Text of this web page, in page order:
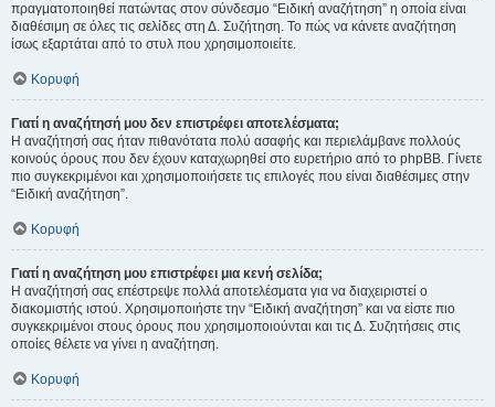
πραγματοποιηθεί πατώντας στον σύνδεσμο “Ειδική αναζήτηση” η οποία είναι
διαθέσιμη σε όλες τις σελίδες στη Δ. Συζήτηση. Το πώς να κάνετε αναζήτηση
ίσως εξαρτάται από το στυλ που χρησιμοποιείτε.
Κορυφή
Γιατί η αναζήτησή μου δεν επιστρέφει αποτελέσματα;
Η αναζήτησή σας ήταν πιθανότατα πολύ ασαφής και περιελάμβανε πολλούς
κοινούς όρους που δεν έχουν καταχωρηθεί στο ευρετήριο από το phpBB. Γίνετε
πιο συγκεκριμένοι και χρησιμοποιήσετε τις επιλογές που είναι διαθέσιμες στην
“Ειδική αναζήτηση”.
Κορυφή
Γιατί η αναζήτηση μου επιστρέφει μια κενή σελίδα;
Η αναζήτησή σας επέστρεψε πολλά αποτελέσματα για να διαχειριστεί ο
διακομιστής ιστού. Χρησιμοποιήστε την “Ειδική αναζήτηση” και να είστε πιο
συγκεκριμένοι στους όρους που χρησιμοποιούνται και τις Δ. Συζητήσεις στις
οποίες θέλετε να γίνει η αναζήτηση.
Κορυφή